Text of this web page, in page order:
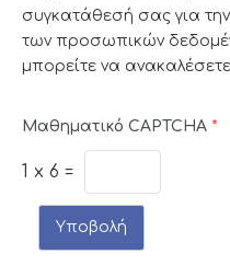
συγκατάθεσή σας για
των προσωπικών
μπορείτε να
Μαθηματικό CAPTCHA *
1 x 6 =
Υποβολή